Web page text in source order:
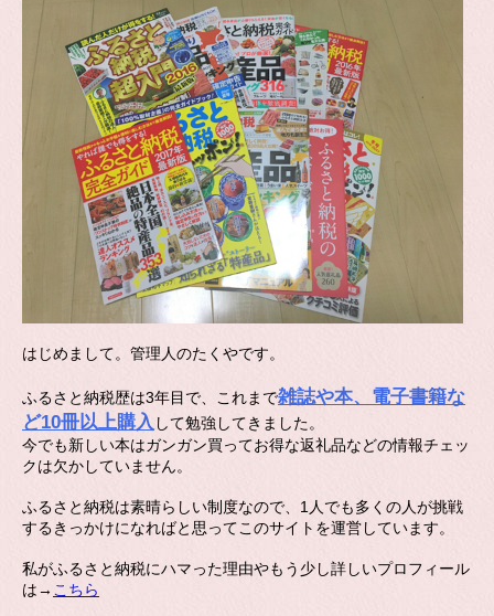
はじめまして。管理人のたくやです。
ふるさと納税歴は3年目で、これまで雑誌や本、電子書籍な
ど10冊以上購入 して勉強してきました。
今でも新しい本はガンガン買ってお得な返礼品などの情報チェッ
クは欠かしていません。
ふるさと納税は素晴らしい制度なので、1人でも多くの人が挑戦
するきっかけになればと思ってこのサイトを運営しています。
私がふるさと納税にハマった理由やもう少し詳しいプロフィール
は→ こちら